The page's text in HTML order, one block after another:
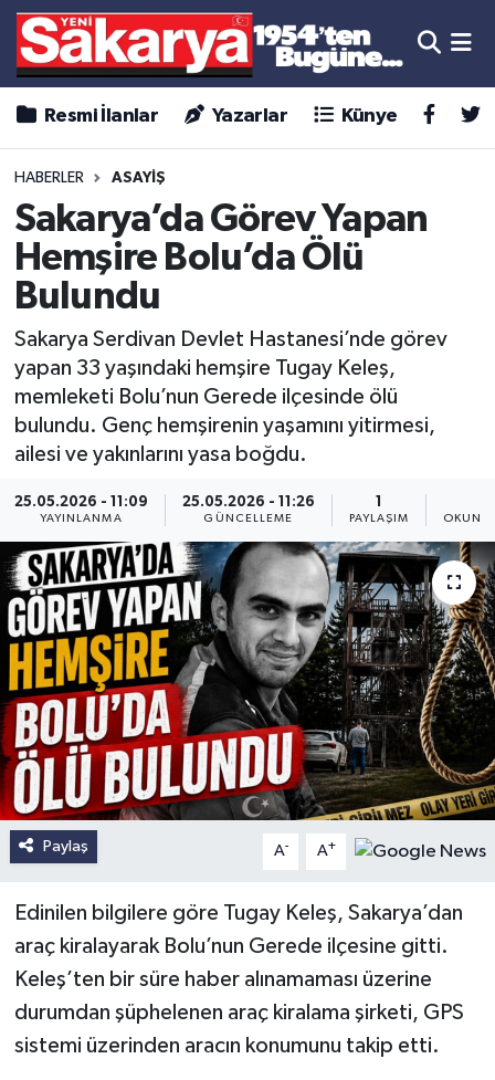
Resmi İlanlar Yazarlar Künye
HABERLER ASAYİŞ
Sakarya’da Görev Yapan
Hemşire Bolu’da Ölü
Bulundu
Sakarya Serdivan Devlet Hastanesi’nde görev
yapan 33 yaşındaki hemşire Tugay Keleş,
memleketi Bolu’nun Gerede ilçesinde ölü
bulundu. Genç hemşirenin yaşamını yitirmesi,
ailesi ve yakınlarını yasa boğdu.
25.05.2026 - 11:09
YAYINLANMA
25.05.2026 - 11:26
GÜNCELLEME PAYLAŞIM
Paylaş A- A+
Edinilen bilgilere göre Tugay Keleş, Sakarya’dan
araç kiralayarak Bolu’nun Gerede ilçesine gitti.
Keleş’ten bir süre haber alınamaması üzerine
durumdan şüphelenen araç kiralama şirketi, GPS
sistemi üzerinden aracın konumunu takip etti.